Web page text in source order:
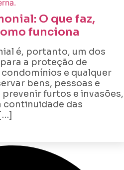
O que faz,
funciona
é, portanto, um dos
a proteção de
e qualquer
bens, pessoas e
furtos e invasões,
continuidade das